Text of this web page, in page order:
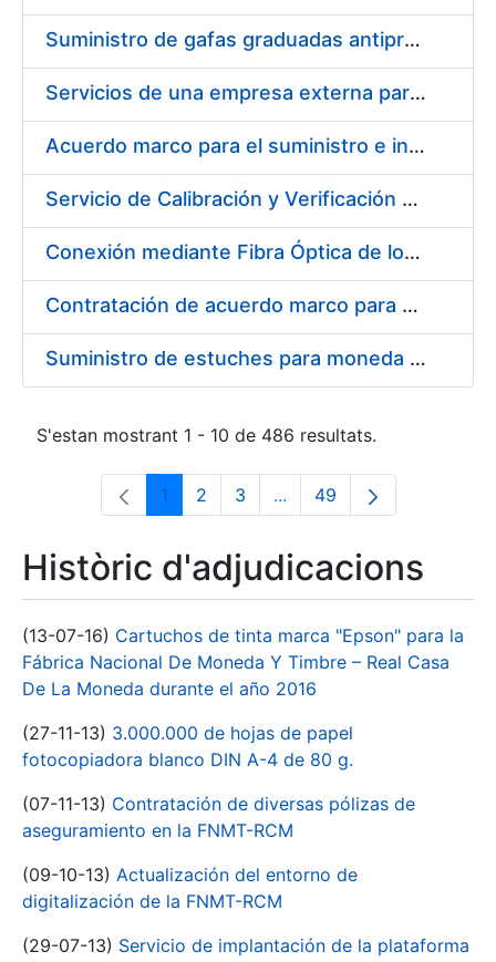
Suministro de gafas graduadas antiproyecciones para los trabajadores de la FNMT-RCM en los centros de trabajo de Madrid y Burgos
Servicios de una empresa externa para el asesoramiento y resolución de los recursos de alzada que se presentan relacionados con procesos de selección para la FNMT-RCM
Acuerdo marco para el suministro e instalación de persianas, estores y otros complementos
Servicio de Calibración y Verificación Externa de los Equipos de Medición del Servicio de Prevención de la FNMT-RCM
Conexión mediante Fibra Óptica de los Centros de Proceso de Datos (CPDs) de las sedes de la FNMT-RCM de Burgos y Madrid
Contratación de acuerdo marco para el Suministro de Material de Electricidad para la Fábrica Nacional de Moneda y Timbre-Real Casa de la Moneda en su centro de trabajo de Burgos
Suministro de estuches para moneda de 30 €
S'estan mostrant 1 - 10 de 486 resultats.
Pàgina
1 Pàgina
2 Pàgina
3 ...Pàgines intermèdies
Pàgina
49
Històric d'adjudicacions
(13-07-16) Cartuchos de tinta marca "Epson" para la
Fábrica Nacional De Moneda Y Timbre – Real Casa
De La Moneda durante el año 2016
(27-11-13) 3.000.000 de hojas de papel
fotocopiadora blanco DIN A-4 de 80 g.
(07-11-13) Contratación de diversas pólizas de
aseguramiento en la FNMT-RCM
(09-10-13) Actualización del entorno de
digitalización de la FNMT-RCM
(29-07-13) Servicio de implantación de la plataforma